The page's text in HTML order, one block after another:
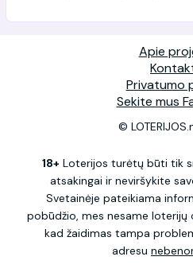
Apie
Privatumo
Sekite mus
©
18+ Loterijos turėtų būti tik
atsakingai ir neviršykite
Svetainėje pateikiama
pobūdžio, mes nesame loterijų
kad žaidimas tampa
adresu